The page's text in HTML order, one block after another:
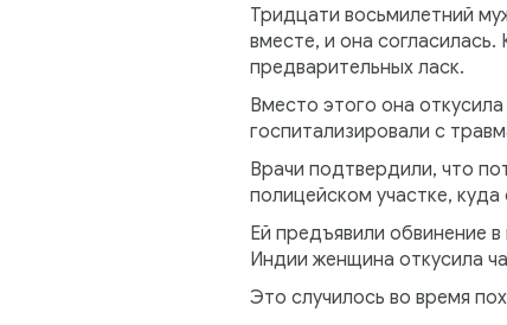
Тридцати восьмилетний
вместе, и она
предварительных ласк.
Вместо этого она
госпитализировали с
Врачи подтвердили, что
полицейском участке,
Ей предъявили обвинение
Индии женщина откусила
Это случилось во время